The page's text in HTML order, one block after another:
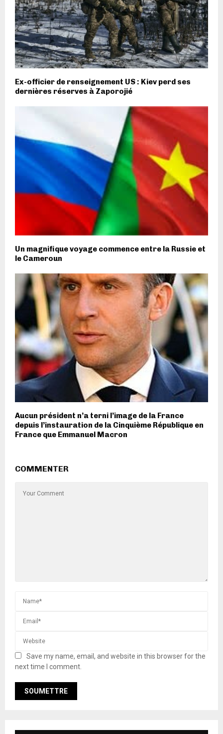
Ex-officier de renseignement US : Kiev perd ses
dernières réserves à Zaporojié
Un magnifique voyage commence entre la Russie et
le Cameroun
Aucun président n’a terni l’image de la France
depuis l’instauration de la Cinquième République en
France que Emmanuel Macron
COMMENTER
Save my name, email, and website in this browser for the
next time I comment.